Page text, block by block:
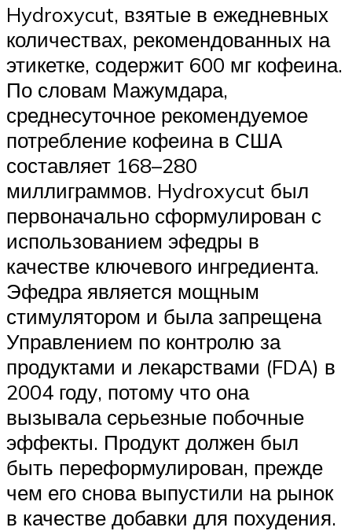
Hydroxycut, взятые в ежедневных
количествах, рекомендованных на
этикетке, содержит 600 мг кофеина.
По словам Мажумдара,
среднесуточное рекомендуемое
потребление кофеина в США
составляет 168–280
миллиграммов. Hydroxycut был
первоначально сформулирован с
использованием эфедры в
качестве ключевого ингредиента.
Эфедра является мощным
стимулятором и была запрещена
Управлением по контролю за
продуктами и лекарствами (FDA) в
2004 году, потому что она
вызывала серьезные побочные
эффекты. Продукт должен был
быть переформулирован, прежде
чем его снова выпустили на рынок
в качестве добавки для похудения.